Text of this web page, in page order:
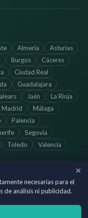
Almería
Asturias
Burgos
Cáceres
Ciudad Real
Guadalajara
Jaén
La Rioja
Madrid
Málaga
Palencia
Segovia
Toledo
Valencia
reservados
con cada
necesarias para el
de análisis ni publicidad.